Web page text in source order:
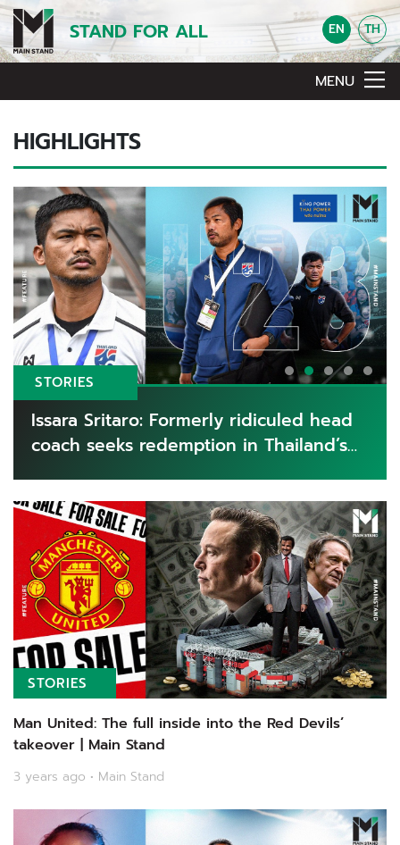
STAND FOR ALL EN TH
MENU
HIGHLIGHTS
STORIES
Issara Sritaro: Formerly ridiculed head
coach seeks redemption in Thailand’s
STORIES
Man United: The full inside into the Red Devils’
takeover | Main Stand
3 years ago • Main Stand